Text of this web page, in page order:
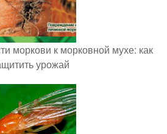
моркови к морковной мухе: как
урожай